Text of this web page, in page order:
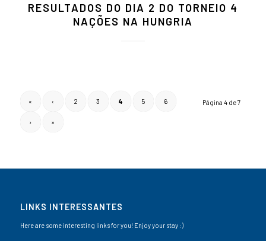
RESULTADOS DO DIA 2 DO TORNEIO 4
NAÇÕES NA HUNGRIA
Página 4 de 7
« ‹ 2 3 4 5 6
› »
LINKS INTERESSANTES
Here are some interesting links for you! Enjoy your stay :)